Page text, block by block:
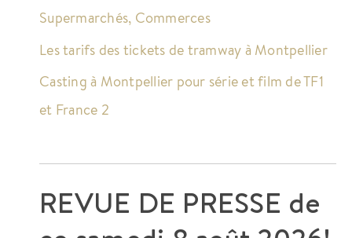
Supermarchés, Commerces
Les tarifs des tickets de tramway à Montpellier
Casting à Montpellier pour série et film de TF1
et France 2
REVUE DE PRESSE de